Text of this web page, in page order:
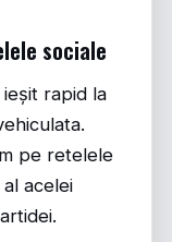
sociale
rapid la
pe retelele
acelei